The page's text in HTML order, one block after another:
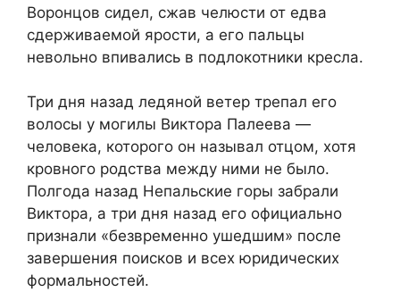
Воронцов сидел, сжав челюсти от едва
сдерживаемой ярости, а его пальцы
невольно впивались в подлокотники кресла.
Три дня назад ледяной ветер трепал его
волосы у могилы Виктора Палеева —
человека, которого он называл отцом, хотя
кровного родства между ними не было.
Полгода назад Непальские горы забрали
Виктора, а три дня назад его официально
признали «безвременно ушедшим» после
завершения поисков и всех юридических
формальностей.